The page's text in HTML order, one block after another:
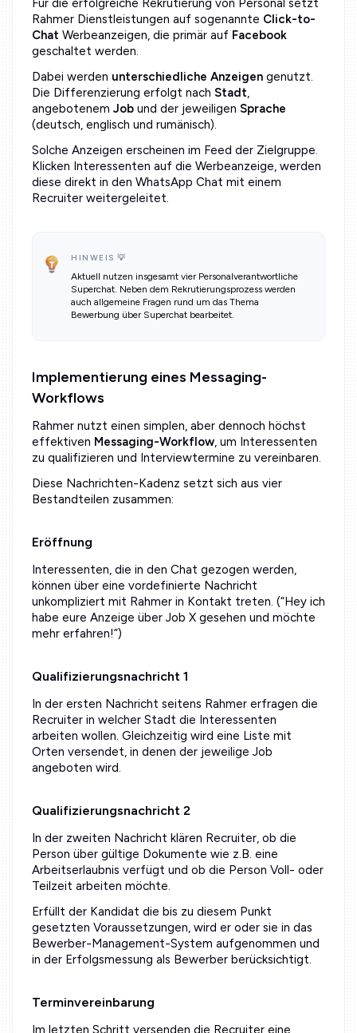
Für die erfolgreiche Rekrutierung von Personal setzt
Rahmer Dienstleistungen auf sogenannte Click-to-
Chat Werbeanzeigen, die primär auf Facebook
geschaltet werden.
Dabei werden unterschiedliche Anzeigen genutzt.
Die Differenzierung erfolgt nach Stadt,
angebotenem Job und der jeweiligen Sprache
(deutsch, englisch und rumänisch).
Solche Anzeigen erscheinen im Feed der Zielgruppe.
Klicken Interessenten auf die Werbeanzeige, werden
diese direkt in den WhatsApp Chat mit einem
Recruiter weitergeleitet.
HINWEIS 💡
Aktuell nutzen insgesamt vier Personalverantwortliche
Superchat. Neben dem Rekrutierungsprozess werden
auch allgemeine Fragen rund um das Thema
Bewerbung über Superchat bearbeitet.
Implementierung eines Messaging-
Workflows
Rahmer nutzt einen simplen, aber dennoch höchst
effektiven Messaging-Workflow, um Interessenten
zu qualifizieren und Interviewtermine zu vereinbaren.
Diese Nachrichten-Kadenz setzt sich aus vier
Bestandteilen zusammen:
Eröffnung
Interessenten, die in den Chat gezogen werden,
können über eine vordefinierte Nachricht
unkompliziert mit Rahmer in Kontakt treten. (“Hey ich
habe eure Anzeige über Job X gesehen und möchte
mehr erfahren!”)
Qualifizierungsnachricht 1
In der ersten Nachricht seitens Rahmer erfragen die
Recruiter in welcher Stadt die Interessenten
arbeiten wollen. Gleichzeitig wird eine Liste mit
Orten versendet, in denen der jeweilige Job
angeboten wird.
Qualifizierungsnachricht 2
In der zweiten Nachricht klären Recruiter, ob die
Person über gültige Dokumente wie z.B. eine
Arbeitserlaubnis verfügt und ob die Person Voll- oder
Teilzeit arbeiten möchte.
Erfüllt der Kandidat die bis zu diesem Punkt
gesetzten Voraussetzungen, wird er oder sie in das
Bewerber-Management-System aufgenommen und
in der Erfolgsmessung als Bewerber berücksichtigt.
Terminvereinbarung
Im letzten Schritt versenden die Recruiter eine